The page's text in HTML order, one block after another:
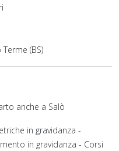
(BS)
anche a Salò
in gravidanza -
in gravidanza - Corsi